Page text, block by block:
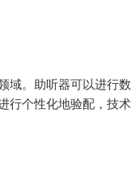
域。助听器可以进行数
行个性化地验配，技术